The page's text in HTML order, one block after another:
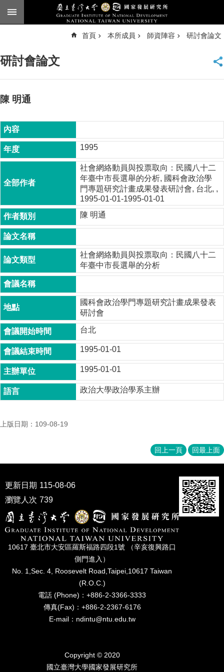
跳到主要內容區塊
臺
頁
公
告
本
簡
本
所
成
員
博
士
班
士
班
在
職
專
班
學
術
究
發
研
究
期
刊
口
試
首頁 本所成員 師資陣容 研討會論文
研討會論文
陳 明通
1995
社會網絡動員與投票取向：民國八十二
年臺中市長選舉的分析, 國科會政治學
門專題研究計畫成果發表研討會, 台北, ,
1995-01-01-1995-01-01
陳 明通
社會網絡動員與投票取向：民國八十二
年臺中市長選舉的分析
國科會政治學門專題研究計畫成果發表
研討會
台北
1995-01-01
1995-01-01
政治大學政治學系主辦
上版日期：109-08-19
回上一頁 回最上面
更新日期 115-08-06
瀏覽人次 739
10617 臺北市⼤安區羅斯福路四段1號 （辛亥復興路⼝
側⾨進入）
No. 1,Sec. 4, Roosevelt Road,Taipei,10617 Taiwan
(R.O.C.)
電話 (Phone)：+886-2-3366-3333
傳真(Fax)：+886-2-2367-6176
E-mail：ndintu@ntu.edu.tw
Copyright © 2020
國立臺灣⼤學國家發展研究所